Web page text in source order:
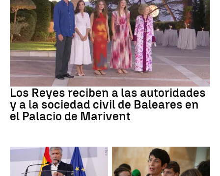
Familia Real
Los Reyes reciben a las autoridades
y a la sociedad civil de Baleares en
el Palacio de Marivent